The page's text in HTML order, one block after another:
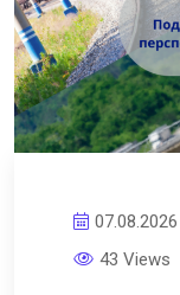
07.08.2026
43 Views